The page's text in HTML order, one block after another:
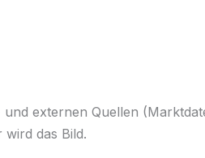
externen Quellen
das Bild.